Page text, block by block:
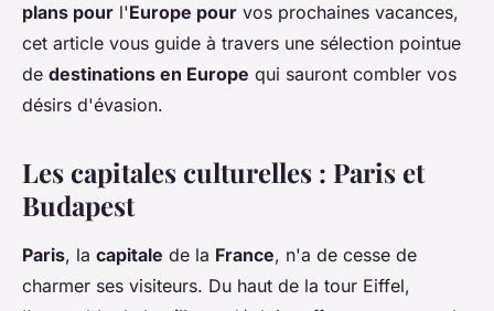
plans pour l'Europe pour vos prochaines vacances,
cet article vous guide à travers une sélection pointue
de destinations en Europe qui sauront combler vos
désirs d'évasion.
Les capitales culturelles : Paris et
Budapest
Paris, la capitale de la France, n'a de cesse de
charmer ses visiteurs. Du haut de la tour Eiffel,